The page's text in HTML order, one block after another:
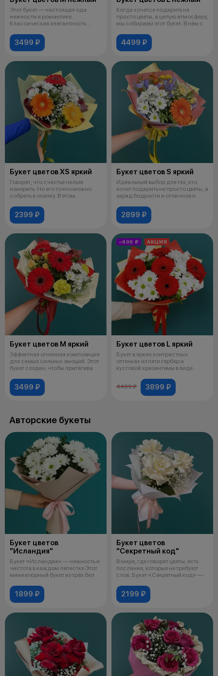
Этот букет — настоящая ода
нежности и романтике.
Классическая элегантность
3499 ₽
Когда хочется подарить не
просто цветы, а целую атмосферу,
мы собираем этот букет. В нём с
4499 ₽
Букет цветов XS яркий
Говорят, что счастье нельзя
измерить. Но его точно можно
собрать в охапку. В этом
2399 ₽
Букет цветов S яркий
Идеальный выбор для тех, кто
хочет подарить не просто цветы, а
заряд бодрости и отличное н
2899 ₽
Букет цветов М яркий
Эффектная огненная композиция
для самых сильных эмоций. Этот
букет создан, чтобы притягива
3499 ₽
−600 ₽ АКЦИЯ
Букет цветов L яркий
Букет в ярких контрастных
оттенках из пяти гербер и
кустовой хризантемы в виде
4499 ₽
3899 ₽
Авторские букеты
Букет цветов
"Исландия"
Букет «Исландия» — нежность и
чистота в каждом лепестке Этот
миниатюрный букет из трёх бел
1899 ₽
Букет цветов
"Секретный код"
В мире, где говорят цветы, есть
послания, которые не требуют
слов. Букет «Секретный код» —
2199 ₽